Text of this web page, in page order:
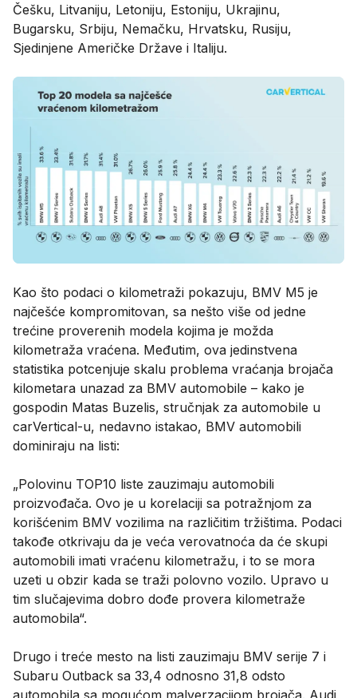
Češku, Litvaniju, Letoniju, Estoniju, Ukrajinu,
Bugarsku, Srbiju, Nemačku, Hrvatsku, Rusiju,
Sjedinjene Američke Države i Italiju.
Kao što podaci o kilometraži pokazuju, BMV M5 je
najčešće kompromitovan, sa nešto više od jedne
trećine proverenih modela kojima je možda
kilometraža vraćena. Međutim, ova jedinstvena
statistika potcenjuje skalu problema vraćanja brojača
kilometara unazad za BMV automobile – kako je
gospodin Matas Buzelis, stručnjak za automobile u
carVertical-u, nedavno istakao, BMV automobili
dominiraju na listi:
„Polovinu TOP10 liste zauzimaju automobili
proizvođača. Ovo je u korelaciji sa potražnjom za
korišćenim BMV vozilima na različitim tržištima. Podaci
takođe otkrivaju da je veća verovatnoća da će skupi
automobili imati vraćenu kilometražu, i to se mora
uzeti u obzir kada se traži polovno vozilo. Upravo u
tim slučajevima dobro dođe provera kilometraže
automobila“.
Drugo i treće mesto na listi zauzimaju BMV serije 7 i
Subaru Outback sa 33,4 odnosno 31,8 odsto